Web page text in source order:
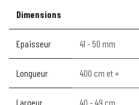
Dimensions
Epaisseur 41 - 50 mm
Longueur 400 cm et +
Largeur 40 - 49 cm